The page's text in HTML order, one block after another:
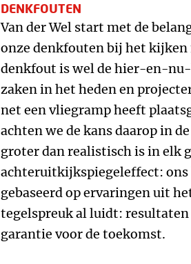
DENKFOUTEN
Van der Wel start met de
onze denkfouten bij het kijken
denkfout is wel de hier-en-
zaken in het heden en
net een vliegramp heeft
achten we de kans daarop in
groter dan realistisch is in elk
achteruitkijkspiegeleffect: ons
gebaseerd op ervaringen uit
tegelspreuk al luidt:
garantie voor de toekomst.